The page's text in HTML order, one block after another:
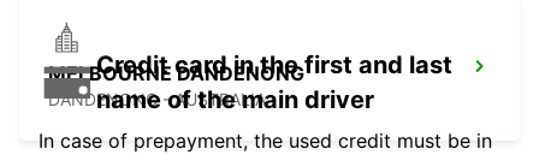
MELBOURNE DANDENONG
DANDENONG - AUSTRALIA
Credit card in the first and last
name of the main driver
In case of prepayment, the used credit must be in